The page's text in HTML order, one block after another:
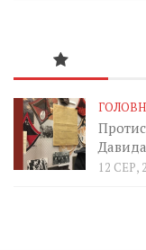
12 СЕР,